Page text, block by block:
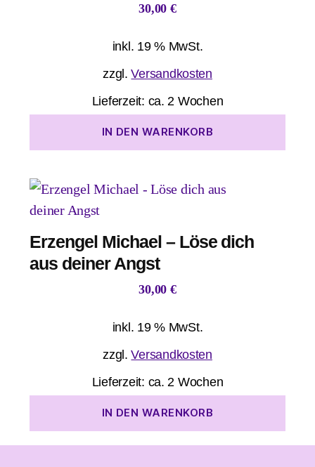
30,00 €
inkl. 19 % MwSt.
zzgl.Versandkosten
Lieferzeit: ca. 2 Wochen
IN DEN WARENKORB
Erzengel Michael – Löse dich
aus deiner Angst
30,00 €
inkl. 19 % MwSt.
zzgl.Versandkosten
Lieferzeit: ca. 2 Wochen
IN DEN WARENKORB